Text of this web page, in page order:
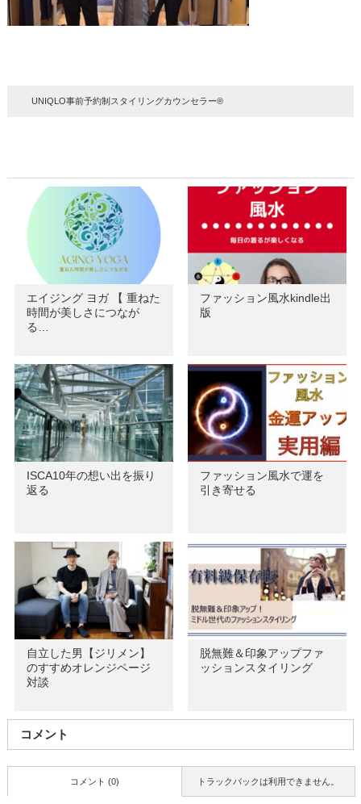
UNIQLO事前予約制スタイリングカウンセラー®
エイジング ヨガ 【 重ねた
時間が美しさにつなが
る…
ファッション風水kindle出
版
ISCA10年の想い出を振り
返る
ファッション風水で運を
引き寄せる
自立した男【ジリメン】
のすすめオレンジページ
対談
脱無難＆印象アップファ
ッションスタイリング
コメント
トラックバックは利用できません。
コメント (0)